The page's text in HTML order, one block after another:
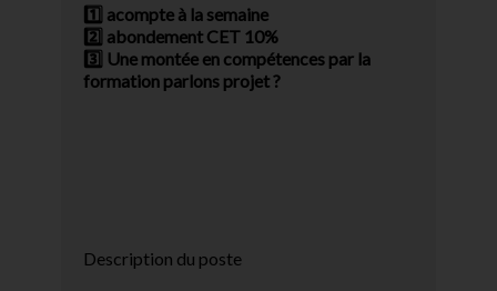
1️⃣ acompte à la semaine
2️⃣ abondement CET 10%
3️⃣ Une montée en compétences par la
formation parlons projet ?
Description du poste